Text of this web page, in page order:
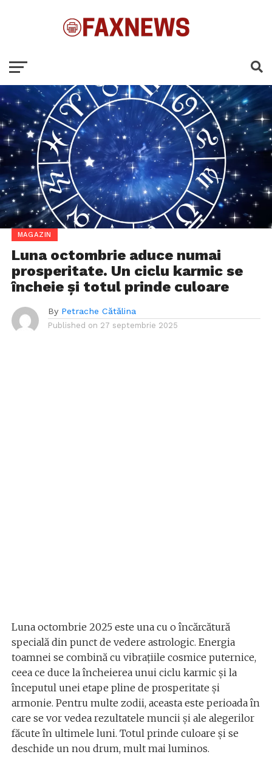
MAGAZIN
Luna octombrie aduce numai
prosperitate. Un ciclu karmic se
încheie și totul prinde culoare
By Petrache Cătălina
Published on 27 septembrie 2025
Luna octombrie 2025 este una cu o încărcătură
specială din punct de vedere astrologic. Energia
toamnei se combină cu vibrațiile cosmice puternice,
ceea ce duce la încheierea unui ciclu karmic și la
începutul unei etape pline de prosperitate și
armonie. Pentru multe zodii, aceasta este perioada în
care se vor vedea rezultatele muncii și ale alegerilor
făcute în ultimele luni. Totul prinde culoare și se
deschide un nou drum, mult mai luminos.